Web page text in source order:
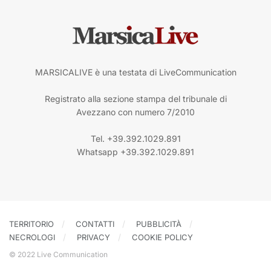
MARSICALIVE è una testata di LiveCommunication
Registrato alla sezione stampa del tribunale di
Avezzano con numero 7/2010
Tel. +39.392.1029.891
Whatsapp +39.392.1029.891
TERRITORIO CONTATTI
PUBBLICITÀ
NECROLOGI
PRIVACY COOKIE POLICY
© 2022 Live Communication